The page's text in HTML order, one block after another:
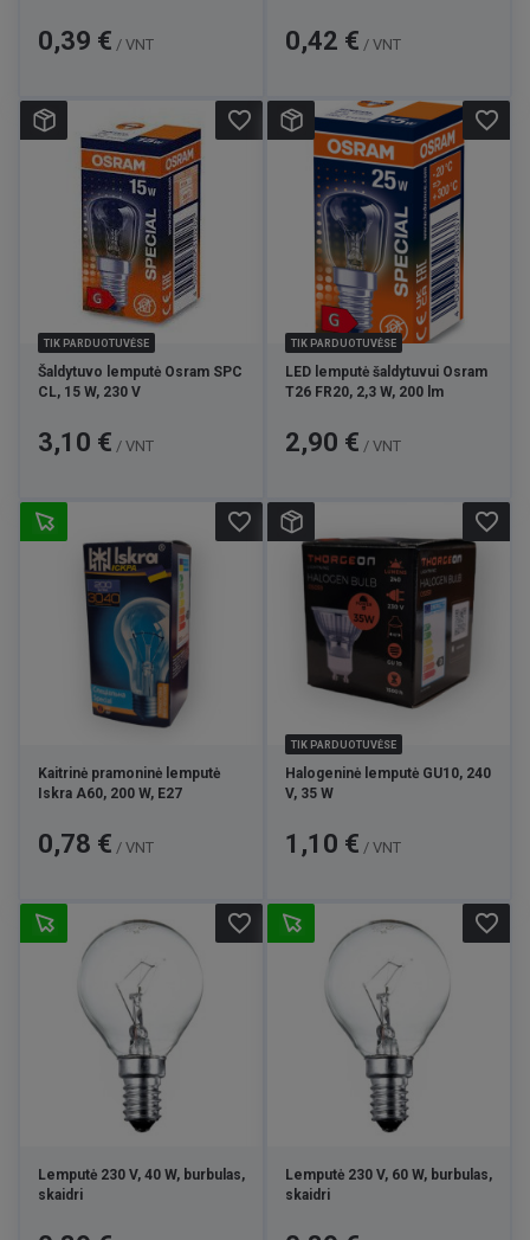
Kaina
0,39 € / VNT
Kaina
0,42 € / VNT
TIK PARDUOTUVĖSE
Šaldytuvo lemputė Osram SPC
CL, 15 W, 230 V
Kaina
3,10 € / VNT
favorite_border
TIK PARDUOTUVĖSE
LED lemputė šaldytuvui Osram
T26 FR20, 2,3 W, 200 lm
Kaina
2,90 € / VNT
favorite_border
Kaitrinė pramoninė lemputė
Iskra A60, 200 W, E27
Kaina
0,78 € / VNT
favorite_border
TIK PARDUOTUVĖSE
Halogeninė lemputė GU10, 240
V, 35 W
Kaina
1,10 € / VNT
favorite_border
Lemputė 230 V, 40 W, burbulas,
skaidri
favorite_border
Lemputė 230 V, 60 W, burbulas,
skaidri
favorite_border